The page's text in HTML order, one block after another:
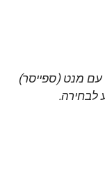
עם מנט (ספייסר)
לבחירה.